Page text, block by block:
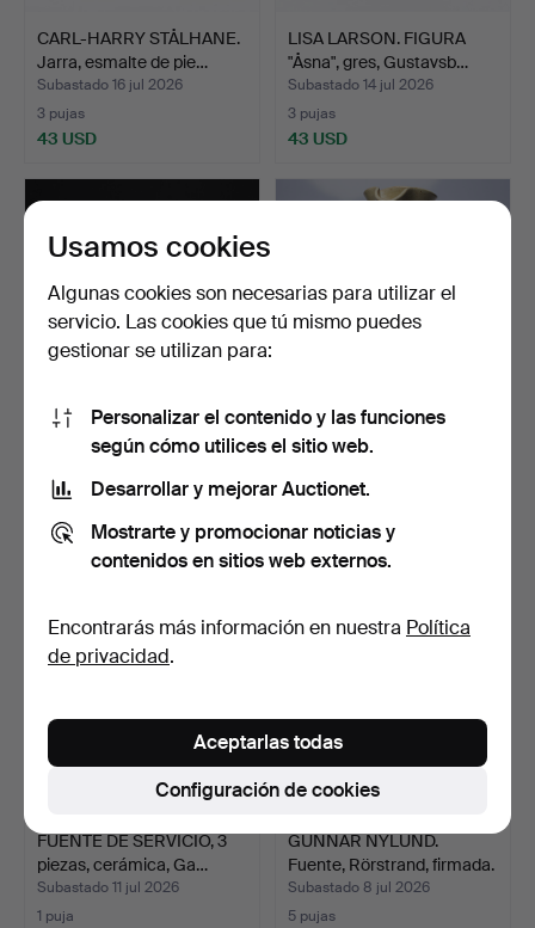
CARL-HARRY STÅLHANE.
Jarra, esmalte de pie…
Subastado 16 jul 2026
3 pujas
43 USD
LISA LARSON. FIGURA
"Åsna", gres, Gustavsb…
Subastado 14 jul 2026
3 pujas
43 USD
STIG LINDBERG. piezas de
vajilla, 29 pieza…
Subastado 13 jul 2026
211 USD
JERK WERKMÄSTER.
Subastado 13 jul 2026
37 USD
FUENTE DE SERVICIO, 3
piezas, cerámica, Ga…
Subastado 11 jul 2026
1 puja
GUNNAR NYLUND.
Fuente, Rörstrand, firmada.
Subastado 8 jul 2026
5 pujas
Usamos cookies
Algunas cookies son necesarias para utilizar el
servicio. Las cookies que tú mismo puedes
gestionar se utilizan para:
Personalizar el contenido y las funciones
según cómo utilices el sitio web.
Desarrollar y mejorar Auctionet.
Mostrarte y promocionar noticias y
contenidos en sitios web externos.
Encontrarás más información en nuestra Política
de privacidad.
Configuración de cookies
Aceptarlas todas